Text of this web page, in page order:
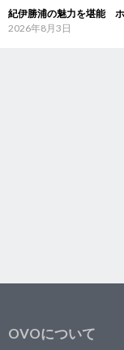
紀伊勝浦の魅力を堪能
2026年8月3日
OVOについて